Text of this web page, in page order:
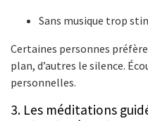
Sans musique trop
Certaines personnes
plan, d’autres le silence.
personnelles.
3. Les méditations